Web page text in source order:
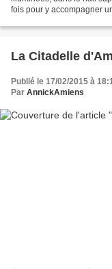
fois pour y accompagner
La Citadelle
Publié le 17/02/2015 à
Par AnnickAmiens